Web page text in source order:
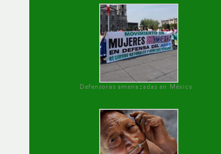
Defensoras amenazadas en México